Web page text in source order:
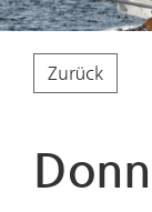
Zurück